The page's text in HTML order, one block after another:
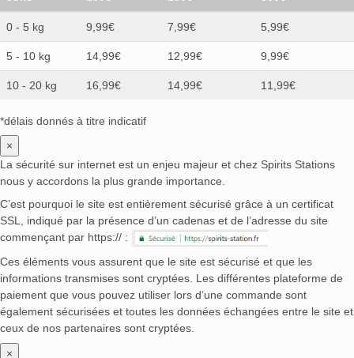
0 - 5 kg 9,99€ 7,99€ 5,99€
5 - 10 kg 14,99€ 12,99€ 9,99€
10 - 20 kg 16,99€ 14,99€ 11,99€
*délais donnés à titre indicatif
×
La sécurité sur internet est un enjeu majeur et chez Spirits Stations
nous y accordons la plus grande importance.
C’est pourquoi le site est entièrement sécurisé grâce à un certificat
SSL, indiqué par la présence d’un cadenas et de l’adresse du site
commençant par https:// :
Ces éléments vous assurent que le site est sécurisé et que les
informations transmises sont cryptées. Les différentes plateforme de
paiement que vous pouvez utiliser lors d’une commande sont
également sécurisées et toutes les données échangées entre le site et
ceux de nos partenaires sont cryptées.
×